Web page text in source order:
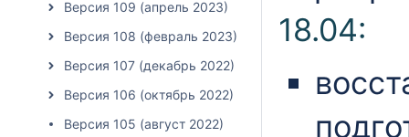
Версия 109 (апрель 2023)
Версия 108 (февраль 2023)
Версия 107 (декабрь 2022)
Версия 106 (октябрь 2022)
Версия 105 (август 2022)
18.04: